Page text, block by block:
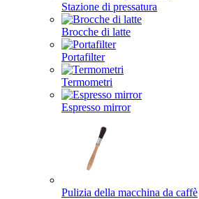
Stazione di pressatura
Brocche di latte
Portafilter
Termometri
Espresso mirror
Pulizia della macchina da caffè